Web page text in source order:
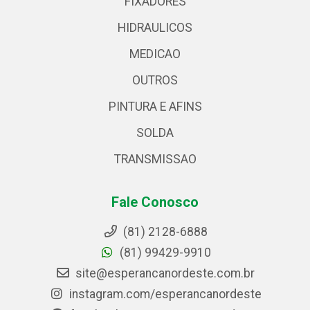
HIDRAULICOS
MEDICAO
OUTROS
PINTURA E AFINS
SOLDA
TRANSMISSAO
Fale Conosco
(81) 2128-6888
(81) 99429-9910
site@esperancanordeste.com.br
instagram.com/esperancanordeste